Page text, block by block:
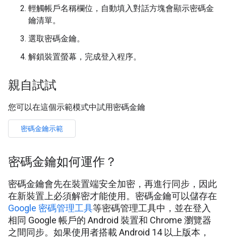
輕觸帳戶名稱欄位，自動填入對話方塊會顯示密碼金
鑰清單。
選取密碼金鑰。
解鎖裝置螢幕，完成登入程序。
親自試試
您可以在這個示範模式中試用密碼金鑰
密碼金鑰示範
密碼金鑰如何運作？
密碼金鑰會先在裝置端安全加密，再進行同步，因此
在新裝置上必須解密才能使用。密碼金鑰可以儲存在
Google 密碼管理工具等密碼管理工具中，並在登入
相同 Google 帳戶的 Android 裝置和 Chrome 瀏覽器
之間同步。如果使用者搭載 Android 14 以上版本，